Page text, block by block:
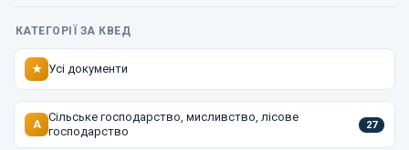
КАТЕГОРІЇ ЗА КВЕД
★ Усі документи
A
Сільське господарство, мисливство, лісове
господарство
27